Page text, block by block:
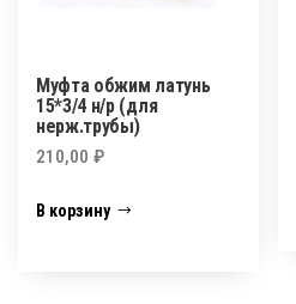
Муфта обжим латунь
15*3/4 н/р (для
нерж.трубы)
210,00 ₽
В корзину